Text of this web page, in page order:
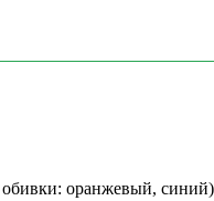
оранжевый, синий)